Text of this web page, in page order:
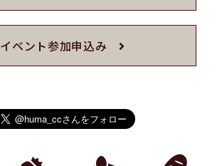
イベント参加申込み